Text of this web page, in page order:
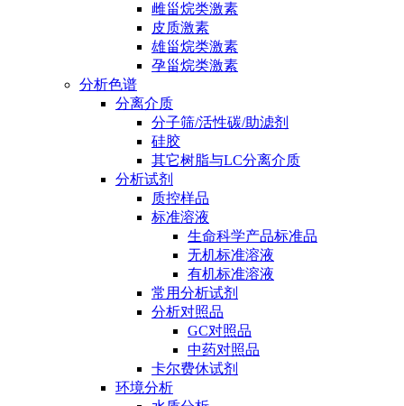
雌甾烷类激素
皮质激素
雄甾烷类激素
孕甾烷类激素
分析色谱
分离介质
分子筛/活性碳/助滤剂
硅胶
其它树脂与LC分离介质
分析试剂
质控样品
标准溶液
生命科学产品标准品
无机标准溶液
有机标准溶液
常用分析试剂
分析对照品
GC对照品
中药对照品
卡尔费休试剂
环境分析